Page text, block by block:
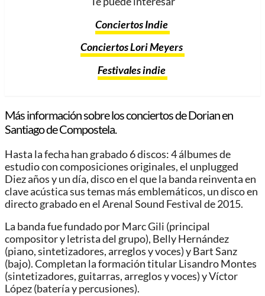
Conciertos Indie
Conciertos Lori Meyers
Festivales indie
Más información sobre los conciertos de Dorian en
Santiago de Compostela.
Hasta la fecha han grabado 6 discos: 4 álbumes de
estudio con composiciones originales, el unplugged
Diez años y un día, disco en el que la banda reinventa en
clave acústica sus temas más emblemáticos, un disco en
directo grabado en el Arenal Sound Festival de 2015.
La banda fue fundado por Marc Gili (principal
compositor y letrista del grupo), Belly Hernández
(piano, sintetizadores, arreglos y voces) y Bart Sanz
(bajo). Completan la formación titular Lisandro Montes
(sintetizadores, guitarras, arreglos y voces) y Víctor
López (batería y percusiones).